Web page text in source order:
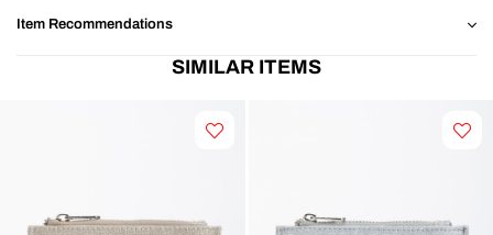
Item Recommendations
SIMILAR ITEMS